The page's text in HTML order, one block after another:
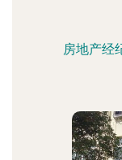
房地产经